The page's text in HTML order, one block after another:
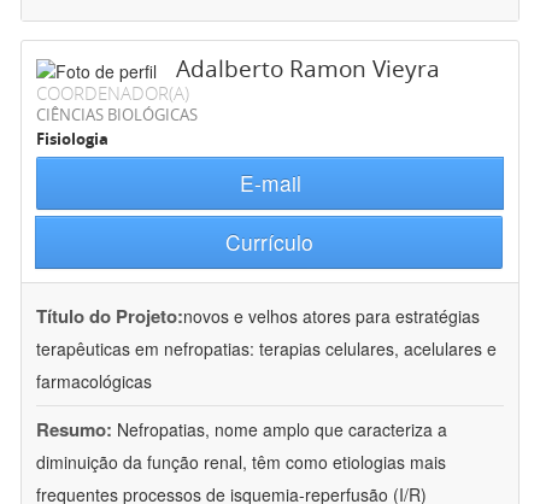
Adalberto Ramon Vieyra
COORDENADOR(A)
CIÊNCIAS BIOLÓGICAS
Fisiologia
E-mail
Currículo
Título do Projeto:novos e velhos atores para estratégias
terapêuticas em nefropatias: terapias celulares, acelulares e
farmacológicas
Resumo: Nefropatias, nome amplo que caracteriza a
diminuição da função renal, têm como etiologias mais
frequentes processos de isquemia-reperfusão (I/R)